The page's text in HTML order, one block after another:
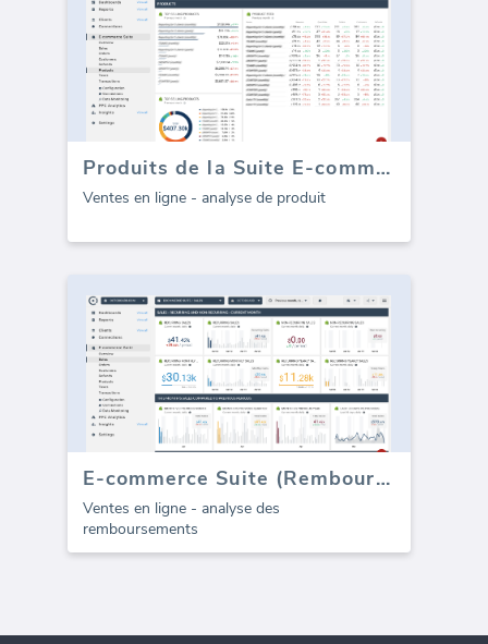
Produits de la Suite E-commerce
Ventes en ligne - analyse de produit
E-commerce Suite (Remboursements)
Ventes en ligne - analyse des
remboursements